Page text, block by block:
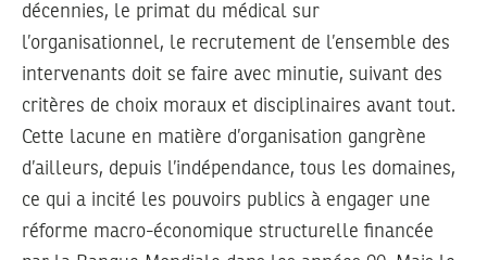
décennies, le primat du médical sur
l’organisationnel, le recrutement de l’ensemble des
intervenants doit se faire avec minutie, suivant des
critères de choix moraux et disciplinaires avant tout.
Cette lacune en matière d’organisation gangrène
d’ailleurs, depuis l’indépendance, tous les domaines,
ce qui a incité les pouvoirs publics à engager une
réforme macro-économique structurelle financée